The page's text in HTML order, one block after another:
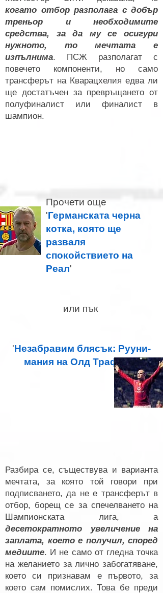
когато отбор разполага с добър
треньор и необходимите
средства, за да му се осигури
нужното, то мечтата е
изпълнима. ПСЖ разполагат с
повечето компоненти, но само
трансферът на Кварацхелия едва ли
ще достатъчен за превръщането от
полуфиналист или финалист в
шампион.
Прочети още
'Германската черна
котка, която ще
разваля
спокойствието на
Реал'
или пък
'Незабравим блясък: Рууни-
мания на Олд Трафорд
Разбира се, съществува и варианта
мечтата, за която той говори при
подписването, да не е трансферът в
отбор, борещ се за спечелването на
Шампионската лига, а
десетократното увеличение на
заплата, което е получил, според
медиите. И не само от гледна точка
на желанието за лично забогатяване,
което си признавам е първото, за
което сам помислих. Това бе преди